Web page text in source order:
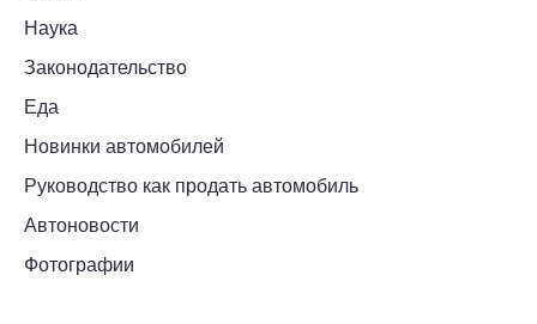
Наука
Законодательство
Еда
Новинки автомобилей
Руководство как продать автомобиль
Автоновости
Фотографии